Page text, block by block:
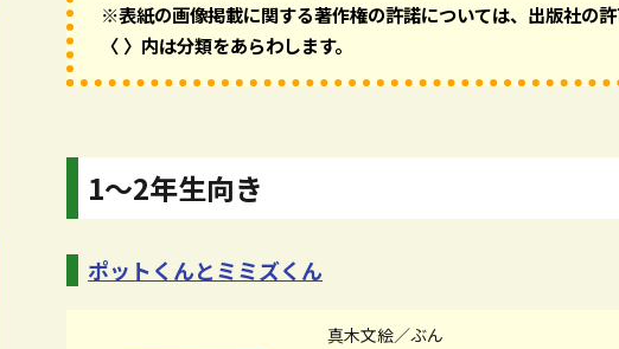
※表紙の画像掲載に関する著作権の許諾については、出版社の許
〈 〉内は分類をあらわします。
1～2年生向き
ポットくんとミミズくん
真木文絵／ぶん